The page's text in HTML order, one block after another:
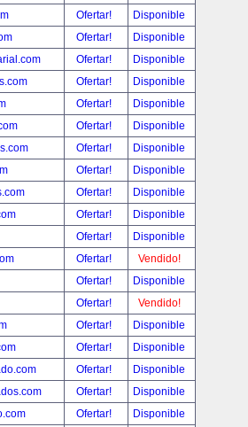
Ofertar!
Disponible
Ofertar!
Disponible
Ofertar!
Disponible
Ofertar!
Disponible
Ofertar!
Disponible
Ofertar!
Disponible
Ofertar!
Disponible
Ofertar!
Disponible
Ofertar!
Disponible
Ofertar!
Disponible
Ofertar!
Disponible
Ofertar!
Vendido!
Ofertar!
Disponible
Ofertar!
Vendido!
Ofertar!
Disponible
Ofertar!
Disponible
Ofertar!
Disponible
Ofertar!
Disponible
Ofertar!
Disponible